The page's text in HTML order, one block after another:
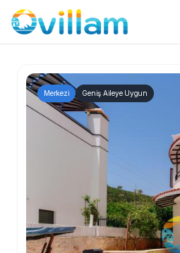
Merkezi Geniş Aileye Uygun